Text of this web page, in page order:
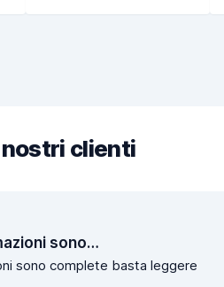
clienti
sono…
sono complete basta leggere